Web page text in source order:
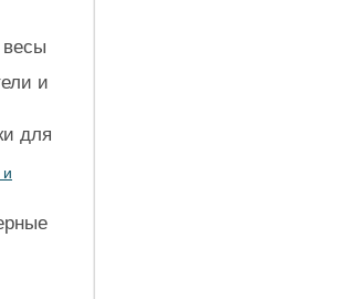
весы
и
для